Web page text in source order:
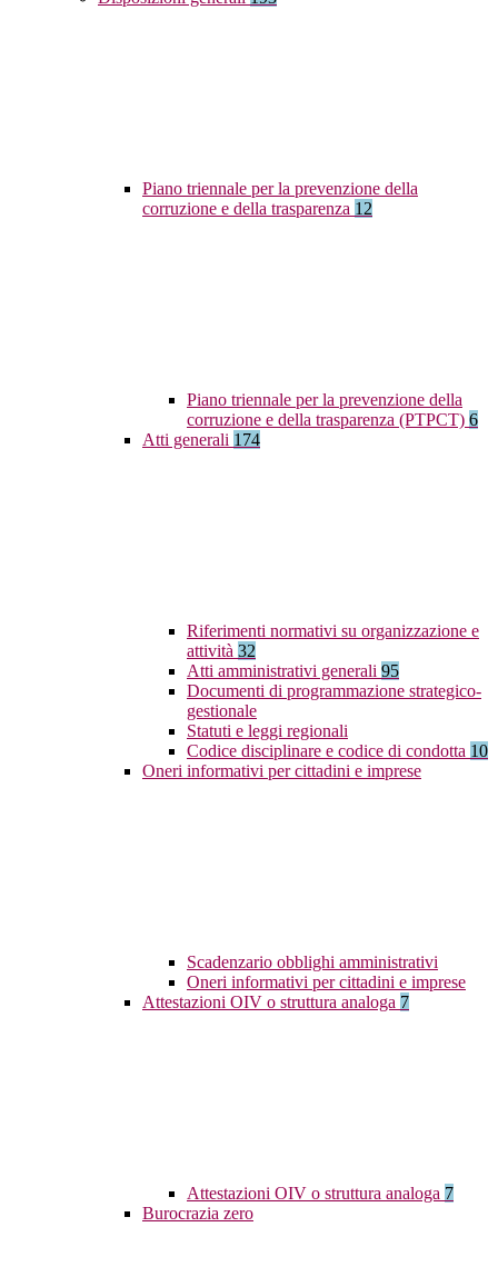
Piano triennale per la prevenzione della
corruzione e della trasparenza 12
Piano triennale per la prevenzione della
corruzione e della trasparenza (PTPCT) 6
Atti generali 174
Riferimenti normativi su organizzazione e
attività 32
Atti amministrativi generali 95
Documenti di programmazione strategico-
gestionale
Statuti e leggi regionali
Codice disciplinare e codice di condotta 10
Oneri informativi per cittadini e imprese
Scadenzario obblighi amministrativi
Oneri informativi per cittadini e imprese
Attestazioni OIV o struttura analoga 7
Attestazioni OIV o struttura analoga 7
Burocrazia zero